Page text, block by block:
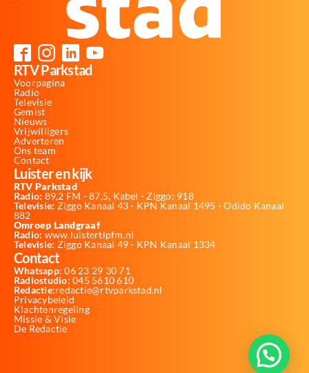
RTV Parkstad
Voorpagina
Radio
Televisie
Gemist
Nieuws
Vrijwilligers
Adverteren
Ons team
Contact
Luister en kijk
RTV Parkstad
Radio: 89,2 FM - 87,5, Kabel - Ziggo: 918
Televisie: Ziggo Kanaal 43 - KPN Kanaal 1495 - Odido Kanaal
882
Omroep Landgraaf
Radio: www.luistertipfm.nl
Televisie: Ziggo Kanaal 49 - KPN Kanaal 1334
Contact
Whatsapp: 06 23 29 30 71
Radiostudio: 045 5610 610
Redactie:redactie@rtvparkstad.nl
Privacybeleid
Klachtenregeling
Missie & Visie
De Redactie